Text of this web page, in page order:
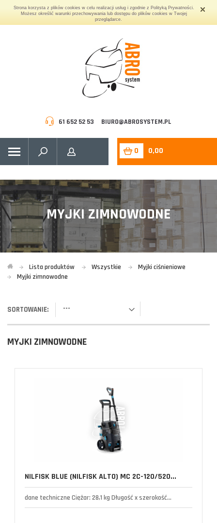
Strona korzysta z plików cookies w celu realizacji usług i zgodnie z Polityką Prywatności.
Możesz określić warunki przechowywania lub dostępu do plików cookies w Twojej
przeglądarce.
61 652 52 53 BIURO@ABROSYSTEM.PL
0 0,00
MYJKI ZIMNOWODNE
Lista produktów Wszystkie
Myjki ciśnieniowe
Myjki zimnowodne
SORTOWANIE: ---
MYJKI ZIMNOWODNE
NILFISK BLUE (NILFISK ALTO) MC 2C-120/520...
dane techniczne Ciężar: 28,1 kg Długość x szerokość...